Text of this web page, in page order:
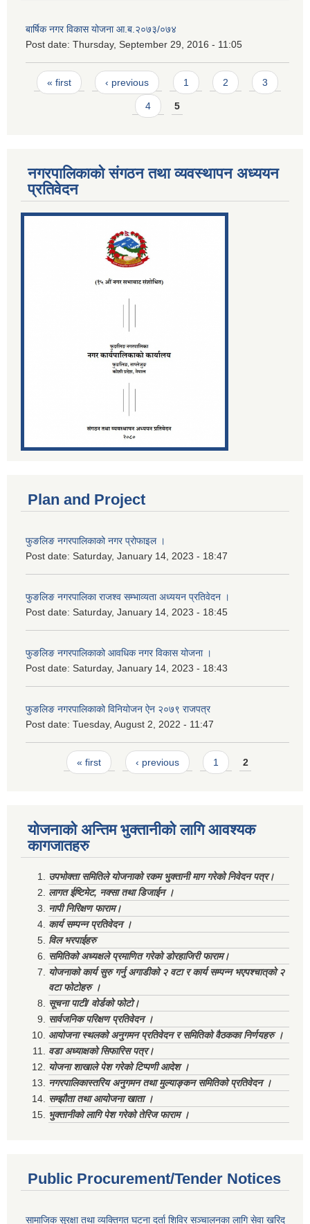
बार्षिक नगर विकास योजना आ.ब.२०७३/०७४
Post date: Thursday, September 29, 2016 - 11:05
Pages
« first ‹ previous 1 2 3
4 5
नगरपालिकाको संगठन तथा व्यवस्थापन अध्ययन
प्रतिवेदन
Plan and Project
फुङलिङ नगरपालिकाको नगर प्रोफाइल ।
Post date: Saturday, January 14, 2023 - 18:47
फुङलिङ नगरपालिका राजश्व सम्भाव्यता अध्ययन प्रतिवेदन ।
Post date: Saturday, January 14, 2023 - 18:45
फुङलिङ नगरपालिकाको आवधिक नगर विकास योजना ।
Post date: Saturday, January 14, 2023 - 18:43
फुङलिङ नगरपालिकाको विनियोजन ऐन २०७९ राजपत्र
Post date: Tuesday, August 2, 2022 - 11:47
Pages« first ‹ previous 1 2
योजनाको अन्तिम भुक्तानीको लागि आवश्यक
कागजातहरु
उपभोक्ता समितिले योजनाको रकम भुक्तानी माग गरेको निवेदन पत्र।
लागत ईष्टिमेट, नक्सा तथा डिजाईन ।
नापी निरिक्षण फाराम।
कार्य सम्पन्न प्रतिवेदन ।
विल भरपाईहरु
समितिको अध्यक्षले प्रमाणित गरेको डोरहाजिरी फाराम।
योजनाको कार्य सुरु गर्नु अगाडीको २ वटा र कार्य सम्पन्न भएपश्चात्‌को २
वटा फोटोहरु ।
सूचना पाटी/ वोर्डको फोटो।
सार्वजनिक परिक्षण प्रतिवेदन ।
आयोजना स्थलको अनुगमन प्रतिवेदन र समितिको वैठकका निर्णयहरु ।
वडा अध्याक्षको सिफारिस पत्र।
योजना शाखाले पेश गरेको टिप्पणी आदेश ।
नगरपालिकास्तरिय अनुगमन तथा मुल्याङ्कन समितिको प्रतिवेदन ।
सम्झौता तथा आयोजना खाता ।
भुक्तानीको लागि पेश गरेको तेरिज फाराम ।
Public Procurement/Tender Notices
सामाजिक सुरक्षा तथा व्यक्तिगत घटना दर्ता शिविर सञ्चालनका लागि सेवा खरिद